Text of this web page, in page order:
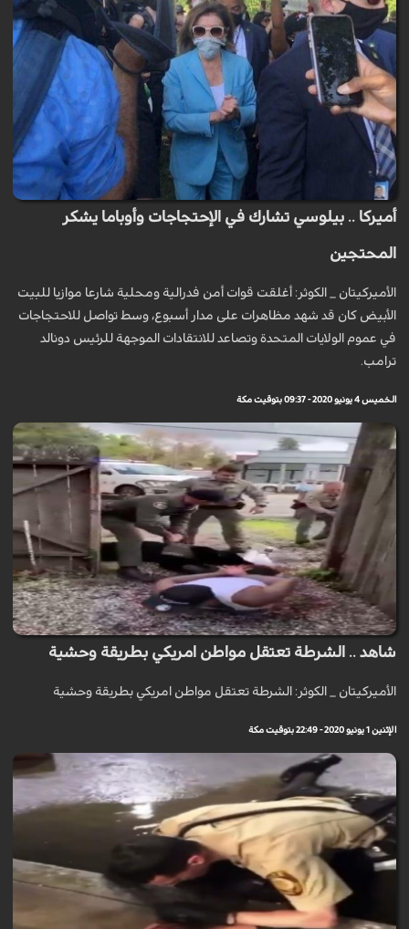
أميركا .. بيلوسي تشارك في الإحتجاجات وأوباما يشكر
المحتجين
الأميركيتان _ الكوثر: أغلقت قوات أمن فدرالية ومحلية شارعا موازيا للبيت
الأبيض كان قد شهد مظاهرات على مدار أسبوع، وسط تواصل للاحتجاجات
في عموم الولايات المتحدة وتصاعد للانتقادات الموجهة للرئيس دونالد
ترامب.
الخميس 4 يونيو 2020 - 09:37 بتوقيت مكة
شاهد .. الشرطة تعتقل مواطن امريكي بطريقة وحشية
الأميركيتان _ الكوثر: الشرطة تعتقل مواطن امريكي بطريقة وحشية
الإثنين 1 يونيو 2020 - 22:49 بتوقيت مكة